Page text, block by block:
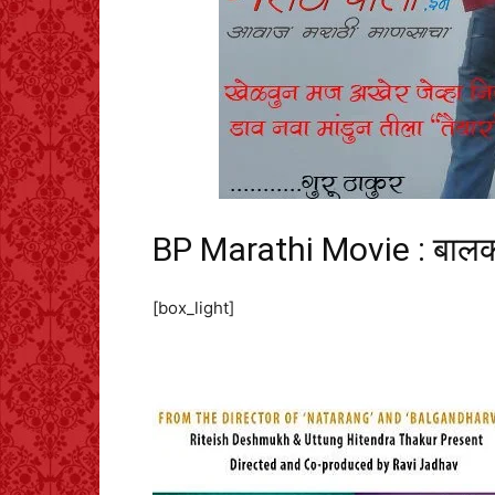
BP Marathi Movie :
[box_light]